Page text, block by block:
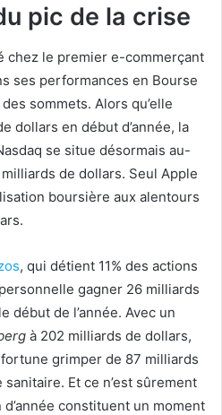
pic de la crise
chez le premier e-commerçant
ses performances en Bourse
sommets. Alors qu’elle
dollars en début d’année, la
se situe désormais au-
de dollars. Seul Apple
boursière aux alentours
, qui détient 11% des actions
gagner 26 milliards
début de l’année. Avec un
à 202 milliards de dollars,
fortune grimper de 87 milliards
Et ce n’est sûrement
constituent un moment